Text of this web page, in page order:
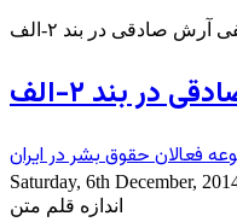
آرش صادقی در بند ۲-الف
در بند ۲-الف
فعالان حقوق بشر در ایران
Saturday, 6th December,
اندازه قلم متن